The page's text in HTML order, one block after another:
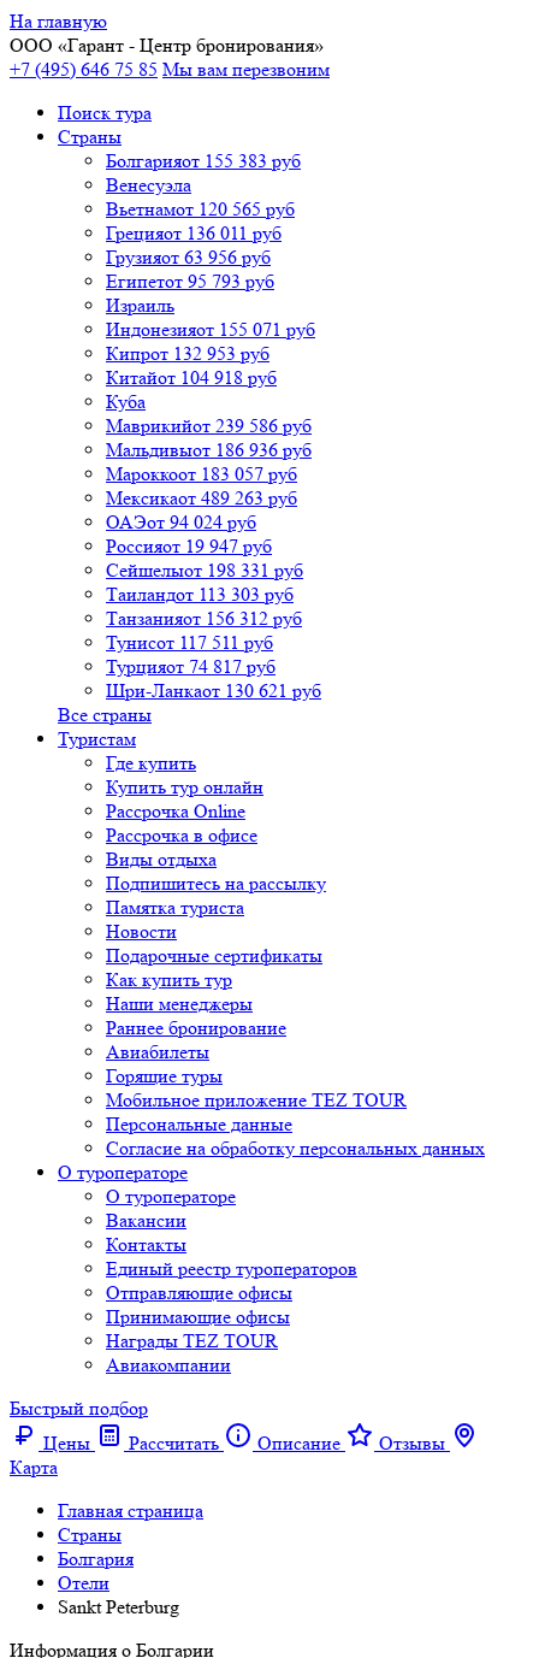
На главную
ООО «Гарант - Центр бронирования»
+7 (495) 646 75 85 Мы вам перезвоним
Поиск тура
Cтраны
Болгарияот 155 383 руб
Венесуэла
Вьетнамот 120 565 руб
Грецияот 136 011 руб
Грузияот 63 956 руб
Египетот 95 793 руб
Израиль
Индонезияот 155 071 руб
Кипрот 132 953 руб
Китайот 104 918 руб
Куба
Маврикийот 239 586 руб
Мальдивыот 186 936 руб
Мароккоот 183 057 руб
Мексикаот 489 263 руб
ОАЭот 94 024 руб
Россияот 19 947 руб
Сейшелыот 198 331 руб
Таиландот 113 303 руб
Танзанияот 156 312 руб
Тунисот 117 511 руб
Турцияот 74 817 руб
Шри-Ланкаот 130 621 руб
Все страны
Туристам
Где купить
Купить тур онлайн
Рассрочка Online
Рассрочка в офисе
Виды отдыха
Подпишитесь на рассылку
Памятка туриста
Новости
Подарочные сертификаты
Как купить тур
Наши менеджеры
Раннее бронирование
Авиабилеты
Горящие туры
Мобильное приложение TEZ TOUR
Персональные данные
Согласие на обработку персональных данных
О туроператоре
О туроператоре
Вакансии
Контакты
Единый реестр туроператоров
Отправляющие офисы
Принимающие офисы
Награды TEZ TOUR
Авиакомпании
Быстрый подбор
Цены
Рассчитать Описание
Отзывы
Карта
Главная страница
Cтраны
Болгария
Отели
Sankt Peterburg
Информация о Болгарии